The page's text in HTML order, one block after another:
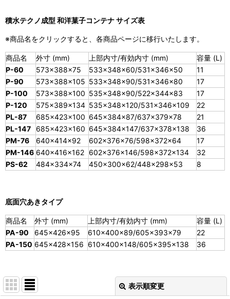
積水テクノ成型 和洋菓子コンテナ サイズ表
※商品名をクリックすると、各商品ページに移行いたします。
商品名 外寸 (mm) 上部内寸/有効内寸 (mm)
容量 (L)
P-60
573×388×75 533×348×60/531×346×50
11
P-90
573×388×105 533×348×90/531×346×80
17
P-100
573×388×100 535×348×90/522×344×83
17
P-120
575×389×134 535×348×120/531×346×109
22
PL-87
685×423×100 645×384×87/637×379×78
21
PL-147
685×423×160 645×384×147/637×378×138
36
PM-76
640×414×92 602×376×76/598×372×64
17
PM-146 640×416×162 602×376×146/598×372×134
32
PS-62
484×334×74 450×300×62/448×298×53 8
底面穴あきタイプ
商品名 外寸 (mm) 上部内寸/有効内寸 (mm)
容量 (L)
PA-90
645×426×95 610×400×89/605×393×79
22
PA-150 645×428×156 610×400×148/605×395×138 36
表示順変更